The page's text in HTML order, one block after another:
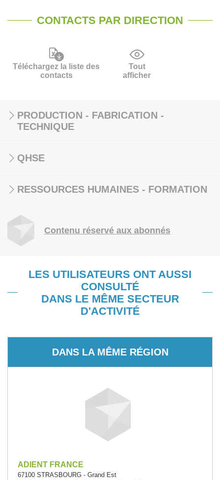
CONTACTS PAR DIRECTION
Téléchargez la liste des
contacts
Tout
afficher
PRODUCTION - FABRICATION -
TECHNIQUE
QHSE
RESSOURCES HUMAINES - FORMATION
Contenu réservé aux abonnés
LES UTILISATEURS ONT AUSSI
CONSULTÉ
DANS LE MÊME SECTEUR
D'ACTIVITÉ
DANS LA MÊME RÉGION
ADIENT FRANCE
67100 STRASBOURG - Grand Est